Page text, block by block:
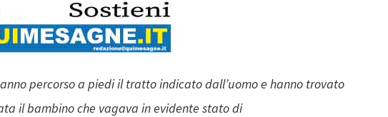
percorso a piedi il tratto indicato dall’uomo e hanno trovato
il bambino che vagava in evidente stato di